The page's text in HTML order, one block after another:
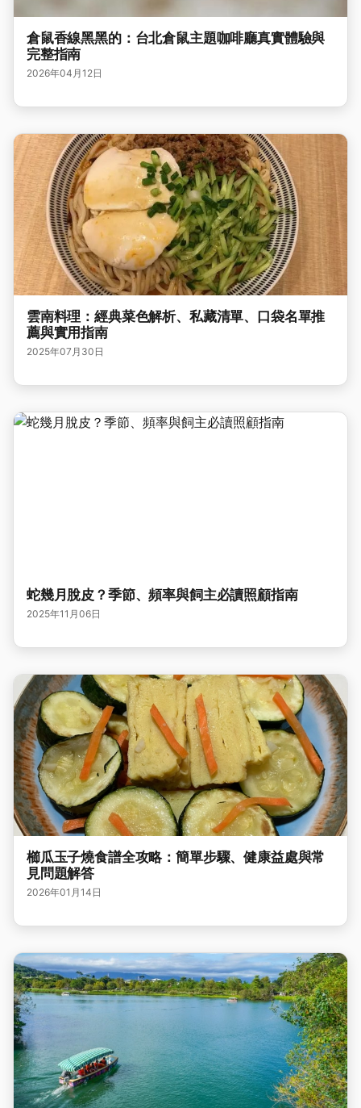
倉鼠香線黑黑的：台北倉鼠主題咖啡廳真實體驗與
完整指南
2026年04月12日
雲南料理：經典菜色解析、私藏清單、口袋名單推
薦與實用指南
2025年07月30日
蛇幾月脫皮？季節、頻率與飼主必讀照顧指南
2025年11月06日
櫛瓜玉子燒食譜全攻略：簡單步驟、健康益處與常
見問題解答
2026年01月14日